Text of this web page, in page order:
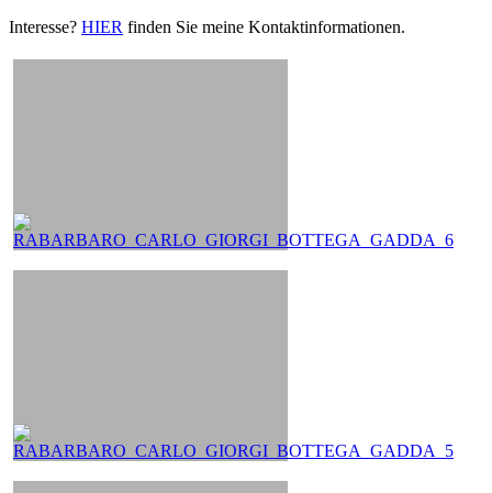
Interesse? HIER finden Sie meine Kontaktinformationen.